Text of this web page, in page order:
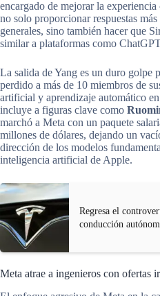
encargado de mejorar la
no solo proporcionar respuestas
generales, sino también hacer que
similar a plataformas como
La salida de Yang es un duro golpe
perdido a más de 10 miembros de
artificial y aprendizaje automático
incluye a figuras clave como
marchó a Meta con un paquete
millones de dólares, dejando un
dirección de los modelos
inteligencia artificial de Apple.
Regresa el
conducción
Meta atrae a ingenieros con ofertas